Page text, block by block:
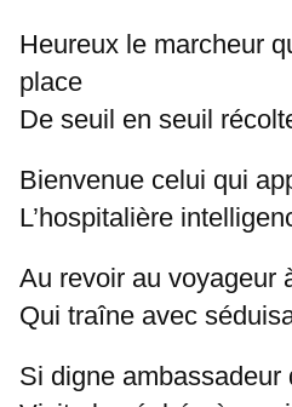
Heureux le marcheur
place
De seuil en seuil
Bienvenue celui qui
L’hospitalière
Au revoir au voyageur
Qui traîne avec
Si digne ambassadeur